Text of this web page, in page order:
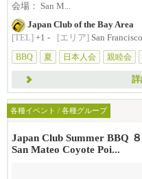
会場： San M...
Japan Club of the Bay Area
[TEL] +1 - [エリア] San
BBQ
夏 日本人会 親睦会
詳
各種イベント / 各種グループ
Japan Club Summer BBQ
San Mateo Coyote Poi...